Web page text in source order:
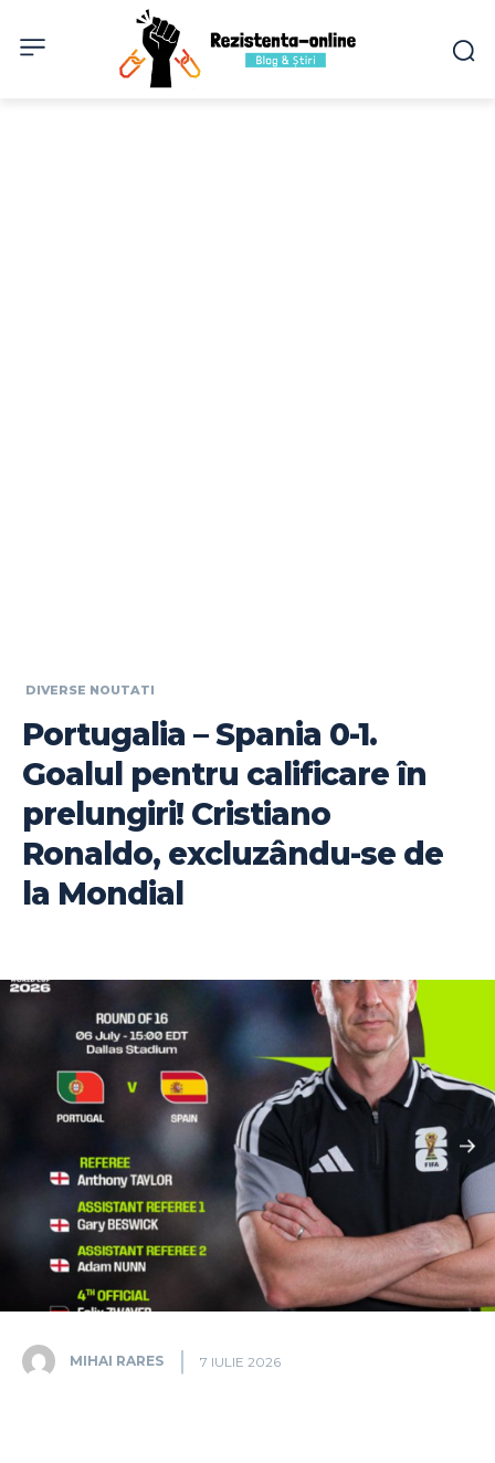
DIVERSE NOUTATI
Portugalia – Spania 0-1.
Goalul pentru calificare în
prelungiri! Cristiano
Ronaldo, excluzându-se de
la Mondial
MIHAI RARES 7 IULIE 2026